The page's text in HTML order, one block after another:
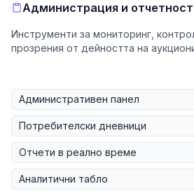
Администрация и отчетност
Инструменти за мониторинг,
прозрения от дейността на
Административен панел
Потребителски дневници
Отчети в реално време
Аналитични табло